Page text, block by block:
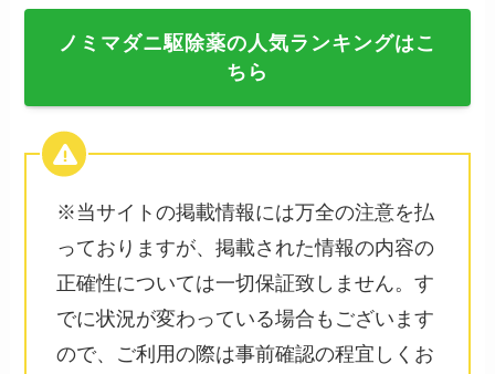
ノミマダニ駆除薬の人気ランキングはこ
ちら
※当サイトの掲載情報には万全の注意を払
っておりますが、掲載された情報の内容の
正確性については一切保証致しません。す
でに状況が変わっている場合もございます
ので、ご利用の際は事前確認の程宜しくお